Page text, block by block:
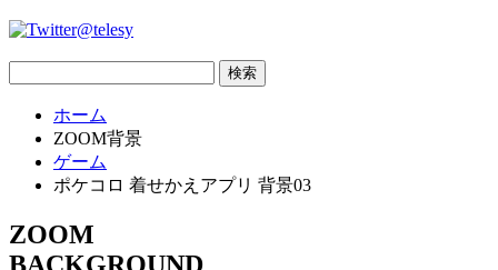
@telesy
ホーム
ZOOM背景
ゲーム
ポケコロ 着せかえアプリ 背景03
ZOOM
BACKGROUND